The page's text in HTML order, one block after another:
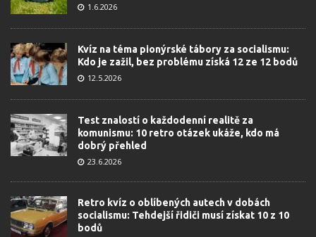
1.6.2026
Kvíz na téma pionýrské tábory za socialismu:
Kdo je zažil, bez problému získá 12 ze 12 bodů
12.5.2026
Test znalostí o každodenní realitě za
komunismu: 10 retro otázek ukáže, kdo má
dobrý přehled
23.6.2026
Retro kvíz o oblíbených autech v dobách
socialismu: Tehdejší řidiči musí získat 10 z 10
bodů